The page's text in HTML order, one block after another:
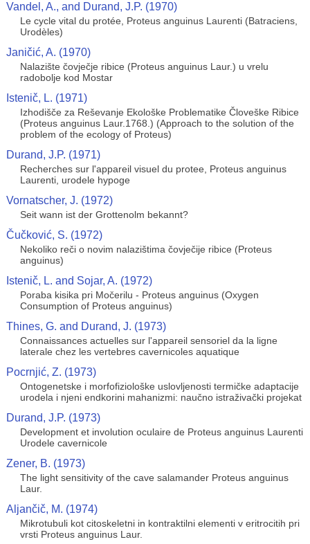
Vandel, A., and Durand, J.P. (1970)
Le cycle vital du protée, Proteus anguinus Laurenti (Batraciens,
Urodèles)
Janičić, A. (1970)
Nalazište čovječje ribice (Proteus anguinus Laur.) u vrelu
radobolje kod Mostar
Istenič, L. (1971)
Izhodišče za Reševanje Ekološke Problematike Človeške Ribice
(Proteus anguinus Laur.1768.) (Approach to the solution of the
problem of the ecology of Proteus)
Durand, J.P. (1971)
Recherches sur l'appareil visuel du protee, Proteus anguinus
Laurenti, urodele hypoge
Vornatscher, J. (1972)
Seit wann ist der Grottenolm bekannt?
Čučković, S. (1972)
Nekoliko reči o novim nalazištima čovječije ribice (Proteus
anguinus)
Istenič, L. and Sojar, A. (1972)
Poraba kisika pri Močerilu - Proteus anguinus (Oxygen
Consumption of Proteus anguinus)
Thines, G. and Durand, J. (1973)
Connaissances actuelles sur l'appareil sensoriel da la ligne
laterale chez les vertebres cavernicoles aquatique
Pocrnjić, Z. (1973)
Ontogenetske i morfofiziološke uslovljenosti termičke adaptacije
urodela i njeni endkorini mahanizmi: naučno istraživački projekat
Durand, J.P. (1973)
Development et involution oculaire de Proteus anguinus Laurenti
Urodele cavernicole
Zener, B. (1973)
The light sensitivity of the cave salamander Proteus anguinus
Laur.
Aljančič, M. (1974)
Mikrotubuli kot citoskeletni in kontraktilni elementi v eritrocitih pri
vrsti Proteus anguinus Laur.